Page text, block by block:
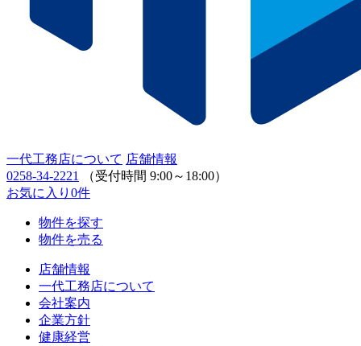
一代工務店について 店舗情報
0258-34-2221
（受付時間 9:00～18:00）
お気に入り 0件
物件を探す
物件を売る
店舗情報
一代工務店について
会社案内
企業方針
健康経営